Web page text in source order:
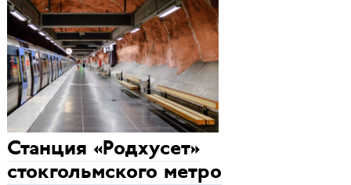
Станция «Родхусет»
стокгольмского метро